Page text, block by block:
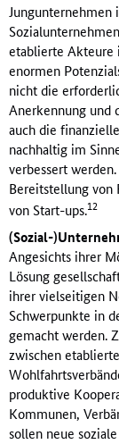
etablierte Akteure
enormen
nicht die
Anerkennung und
auch die
nachhaltig im
verbessert
Bereitstellung von
von Start-ups.12
(Sozial-
Angesichts ihrer
Lösung
ihrer vielseitigen
Schwerpunkte in
gemacht werden.
zwischen
produktive
Kommunen,
sollen neue